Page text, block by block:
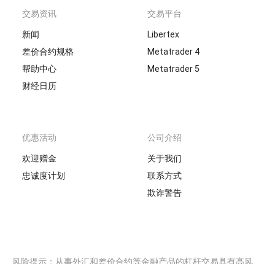
交易资讯
新闻
差价合约规格
帮助中心
财经日历
交易平台
Libertex
Metatrader 4
Metatrader 5
优惠活动
欢迎赠金
忠诚度计划
公司介绍
关于我们
联系方式
欺诈警告
风险提示：从事外汇和差价合约等金融产品的杠杆交易具有高风